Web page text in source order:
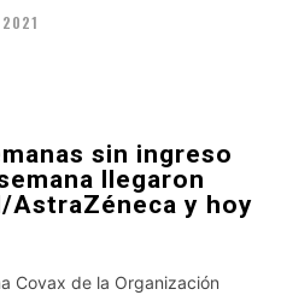
sin ingreso
llegaron
AstraZéneca y hoy
Covax de la Organización